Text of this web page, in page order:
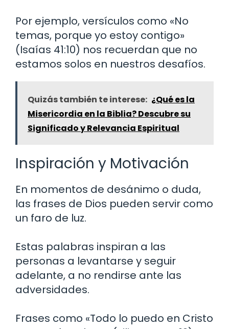
Por ejemplo, versículos como «No
temas, porque yo estoy contigo»
(Isaías 41:10) nos recuerdan que no
estamos solos en nuestros desafíos.
Quizás también te interese: ¿Qué es la
Misericordia en la Biblia? Descubre su
Significado y Relevancia Espiritual
Inspiración y Motivación
En momentos de desánimo o duda,
las frases de Dios pueden servir como
un faro de luz.
Estas palabras inspiran a las
personas a levantarse y seguir
adelante, a no rendirse ante las
adversidades.
Frases como «Todo lo puedo en Cristo